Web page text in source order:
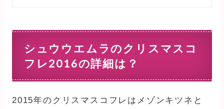
シュウウエムラのクリスマスコ
フレ2016の詳細は？
2015年のクリスマスコフレはメゾンキツネと